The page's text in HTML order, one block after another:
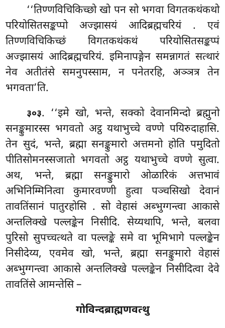
‘‘तिण्णविचिकिच्छो खो पन सो भगवा विगतकथंकथो
परियोसितसङ्कप्पो अज्झासयं आदिब्रह्मचरियं . एवं
तिण्णविचिकिच्छं विगतकथंकथं परियोसितसङ्कप्पं
अज्झासयं आदिब्रह्मचरियं. इमिनापङ्गेन समन्नागतं सत्थारं
नेव अतीतंसे समनुपस्साम, न पनेतरहि, अञ्ञत्र तेन
भगवता’ति.
३०३. ‘‘इमे खो, भन्ते, सक्को देवानमिन्दो ब्रह्मुनो
सनङ्कुमारस्स भगवतो अट्ठ यथाभुच्चे वण्णे पयिरुदाहासि.
तेन सुदं, भन्ते, ब्रह्मा सनङ्कुमारो अत्तमनो होति पमुदितो
पीतिसोमनस्सजातो भगवतो अट्ठ यथाभुच्चे वण्णे सुत्वा.
अथ, भन्ते, ब्रह्मा सनङ्कुमारो ओळारिकं अत्तभावं
अभिनिम्मिनित्वा कुमारवण्णी हुत्वा पञ्चसिखो देवानं
तावतिंसानं पातुरहोसि . सो वेहासं अब्भुग्गन्त्वा आकासे
अन्तलिक्खे पल्लङ्केन निसीदि. सेय्यथापि, भन्ते, बलवा
पुरिसो सुपच्चत्थते वा पल्लङ्के समे वा भूमिभागे पल्लङ्केन
निसीदेय्य, एवमेव खो, भन्ते, ब्रह्मा सनङ्कुमारो वेहासं
अब्भुग्गन्त्वा आकासे अन्तलिक्खे पल्लङ्केन निसीदित्वा देवे
तावतिंसे आमन्तेसि –
गोविन्दब्राह्मणवत्थु